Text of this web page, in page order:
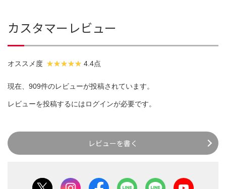
カスタマーレビュー
オススメ度 4.4点
現在、909件のレビューが投稿されています。
レビューを投稿するにはログインが必要です。
レビューを書く